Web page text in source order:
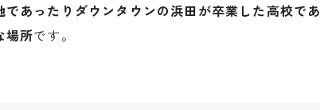
であったりダウンタウンの浜田が卒業した高校で
場所です。